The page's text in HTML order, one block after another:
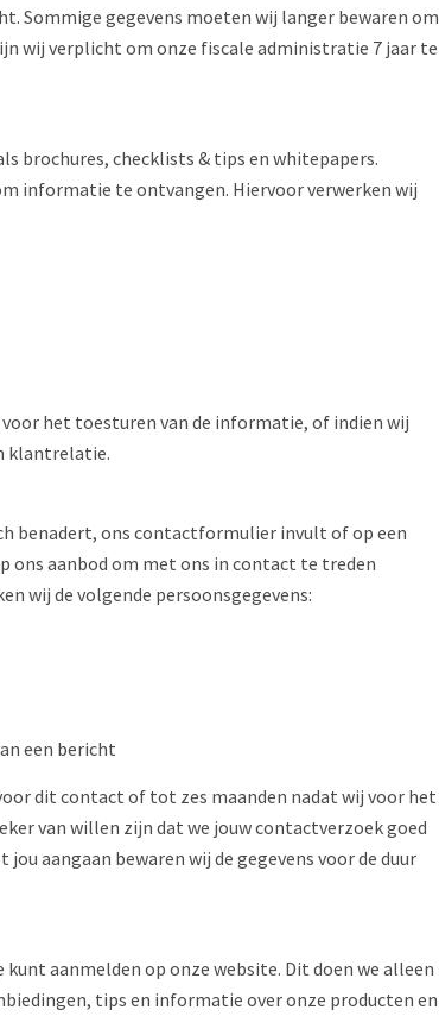
Sommige gegevens moeten wij langer bewaren om
wij verplicht om onze fiscale administratie 7 jaar te
brochures, checklists & tips en whitepapers.
informatie te ontvangen. Hiervoor verwerken wij
het toesturen van de informatie, of indien wij
klantrelatie.
benadert, ons contactformulier invult of op een
ons aanbod om met ons in contact te treden
wij de volgende persoonsgegevens:
een bericht
dit contact of tot zes maanden nadat wij voor het
van willen zijn dat we jouw contactverzoek goed
aangaan bewaren wij de gegevens voor de duur
aanmelden op onze website. Dit doen we alleen
tips en informatie over onze producten en